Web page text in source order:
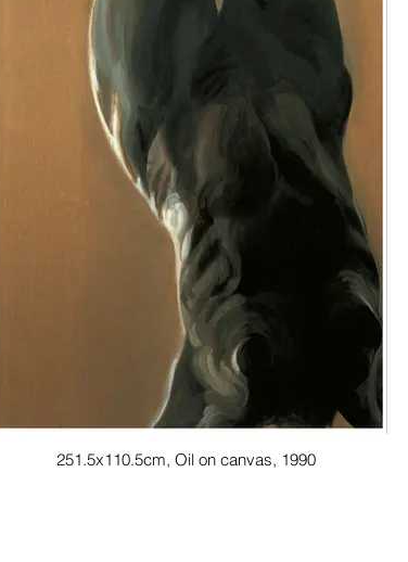
251.5x110.5cm, Oil on canvas, 1990